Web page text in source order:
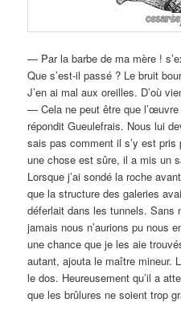
— Par la barbe de ma mère !
Que s’est-il passé ? Le bruit
J’en ai mal aux oreilles. D’où
— Cela ne peut être que
répondit Gueulefrais. Nous lui
sais pas comment il s’y est
une chose est sûre, il a mis un
Lorsque j’ai sondé la roche
que la structure des galeries
déferlait dans les tunnels. Sans
jamais nous n’aurions pu nous
une chance que je les aie
autant, ajouta le maître mineur.
le dos. Heureusement qu’il a
que les brûlures ne soient trop